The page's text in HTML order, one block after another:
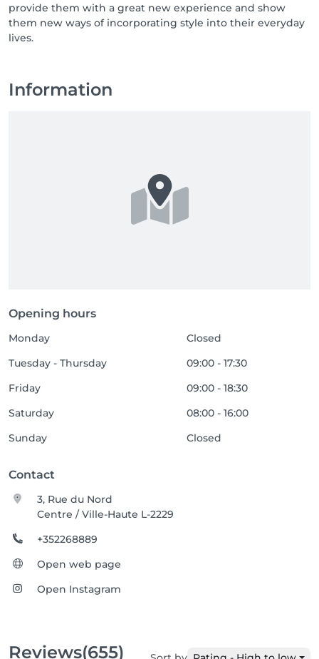
provide them with a great new experience and show
them new ways of incorporating style into their everyday
lives.
Information
Opening hours
Monday
Closed
Tuesday - Thursday
09:00 - 17:30
Friday
09:00 - 18:30
Saturday
08:00 - 16:00
Sunday
Closed
Contact
3, Rue du Nord
Centre / Ville-Haute L-2229
+352268889
Open web page
Open Instagram
Reviews(655)